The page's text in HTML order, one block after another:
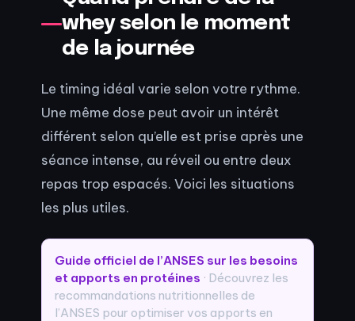
whey selon le moment
de la journée
Le timing idéal varie selon votre rythme.
Une même dose peut avoir un intérêt
différent selon qu’elle est prise après une
séance intense, au réveil ou entre deux
repas trop espacés. Voici les situations
les plus utiles.
Guide officiel de l’ANSES sur les besoins
et apports en protéines · Découvrez les
recommandations nutritionnelles de
l’ANSES pour optimiser vos apports en